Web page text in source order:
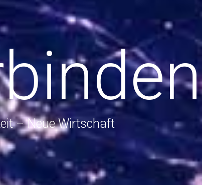
– Neue Wirtschaft